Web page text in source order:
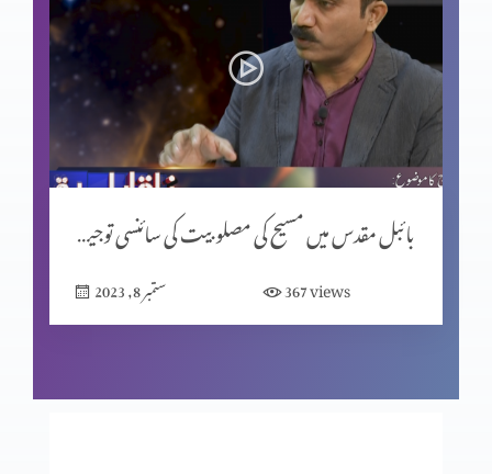
جانداروں کی ابتدائی غزائی اجناس پر بائبل اور سائنس کا موازانہ
(حصہ 2)
جانداروں کی ابتدائی غزائی اجناس پر بائبل اور سائنس کا مواذنہ
قیامت المسیح کی مخالفت میں نظریات (حصہ 2)
بائبل مقدس میں مسیح کی مصلوبیت کی سائنسی توجیہات (حصہ 1)
ستمبر 8, 2023 367views